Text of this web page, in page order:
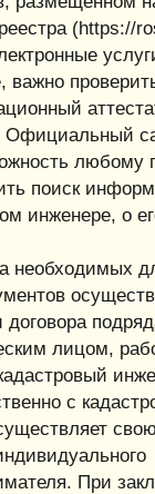
(https://
важно
Официальный
любому
поиск
инженере, о
необходимых
договора
лицом,
с
При